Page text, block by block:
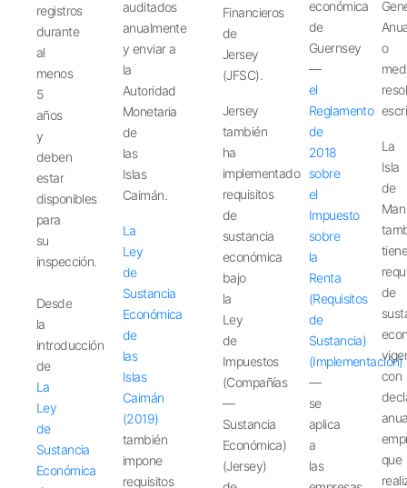
registros
durante
al
menos
5
años
y
deben
estar
disponibles
para
su
inspección.
Desde
la
introducción
de
La
Ley
de
Sustancia
Económica
auditados
anualmente
y enviara
la
Autoridad
Monetaria
de
las
Islas
Caimán.
La
Ley
de
Sustancia
Económica
de
las
Islas
Caimán
(2019)
también
impone
requisitos
Financieros
de
Jersey
(JFSC).
Jersey
también
ha
implementado
requisitos
de
sustancia
económica
bajo
la
Ley
de
Impuestos
(Compañías
—
Sustancia
Económica)
(Jersey)
económica
de
Guernsey
—
el
Reglamento
de
2018
sobre
el
Impuesto
sobre
la
Renta
(Requisitos
de
Sustancia)
(Implementación)
—
se
aplica
a
las
o
La
Isla
de
Man
de
con
que